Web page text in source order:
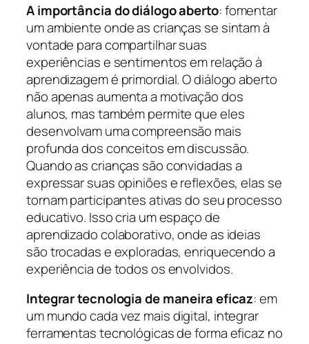
A importância do diálogo aberto: fomentar
um ambiente onde as crianças se sintam à
vontade para compartilhar suas
experiências e sentimentos em relação à
aprendizagem é primordial. O diálogo aberto
não apenas aumenta a motivação dos
alunos, mas também permite que eles
desenvolvam uma compreensão mais
profunda dos conceitos em discussão.
Quando as crianças são convidadas a
expressar suas opiniões e reflexões, elas se
tornam participantes ativas do seu processo
educativo. Isso cria um espaço de
aprendizado colaborativo, onde as ideias
são trocadas e exploradas, enriquecendo a
experiência de todos os envolvidos.
Integrar tecnologia de maneira eficaz: em
um mundo cada vez mais digital, integrar
ferramentas tecnológicas de forma eficaz no